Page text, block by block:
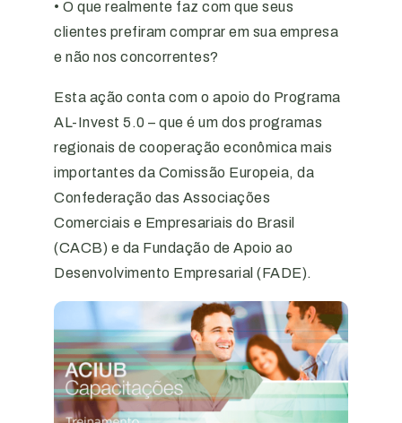
• O que realmente faz com que seus
clientes prefiram comprar em sua empresa
e não nos concorrentes?
Esta ação conta com o apoio do Programa
AL-Invest 5.0 – que é um dos programas
regionais de cooperação econômica mais
importantes da Comissão Europeia, da
Confederação das Associações
Comerciais e Empresariais do Brasil
(CACB) e da Fundação de Apoio ao
Desenvolvimento Empresarial (FADE).